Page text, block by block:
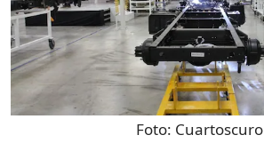
Foto: Cuartoscuro